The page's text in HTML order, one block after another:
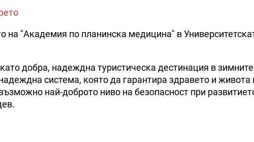
на "Академия по планинска медицина" в
добра, надеждна туристическа дестинация в зимните
система, която да гарантира здравето и живота
най-доброто ниво на безопасност при